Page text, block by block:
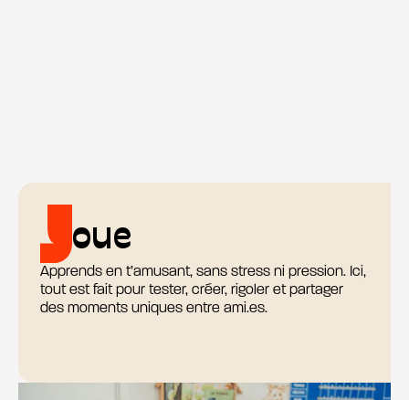
oue
Apprends en t’amusant, sans stress ni pression. Ici,
tout est fait pour tester, créer, rigoler et partager
des moments uniques entre ami.es.